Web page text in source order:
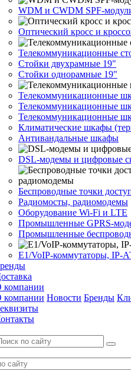
WDM и CWDM SPF-
Оптический кросс и
Телекоммуникационные
Стойки двухрамные 19"
Стойки однорамные 19"
Телекоммуникационные
Телекоммуникационные
Телекоммуникационные
Климатические шкафы
Антивандальные шкафы
DSL-модемы и цифровые
Беспроводные точки
Радиомосты, радиомодемы
Оборудование Wi-Fi и LTE
Промышленные GPRS-
Промышленные
Е1/VoIP-коммутаторы, IP-
компании
компании Новости Бренды